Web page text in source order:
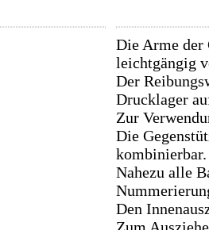
Die Arme der
leichtgängig
Der
Drucklager
Zur
Die
kombinierbar.
Nahezu alle
Den